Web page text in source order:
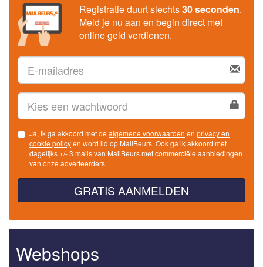
Registratie duurt slechts30 seconden.
Meld je nu aan en begin direct met
online geld verdienen.
Ja, ik ga akkoord met de algemene voorwaarden en privacy en
cookie policy
dagelijks +/- 3 mails van MailBeurs met commerciële aanbiedingen
van onze adverteerders.
GRATIS AANMELDEN
Webshops